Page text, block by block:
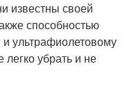
известны своей
способностью
и ультрафиолетовому
убрать и не